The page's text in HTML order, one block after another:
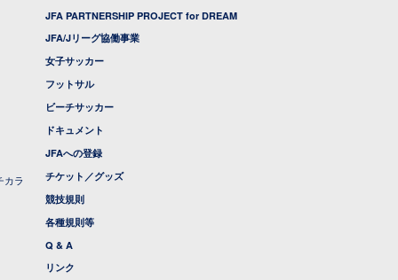
カラ
JFA PARTNERSHIP PROJECT for DREAM
JFA/Jリーグ協働事業
女子サッカー
フットサル
ビーチサッカー
ドキュメント
JFAへの登録
チケット／グッズ
競技規則
各種規則等
Q & A
リンク